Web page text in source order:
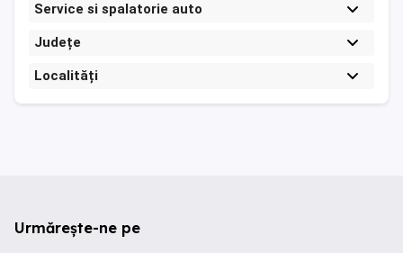
Service si spalatorie auto
Județe
Localități
Urmărește-ne pe